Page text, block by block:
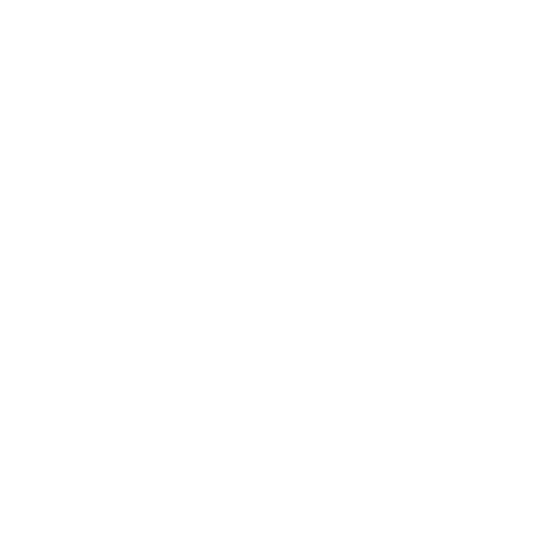
Все нормально. Немного запутался при